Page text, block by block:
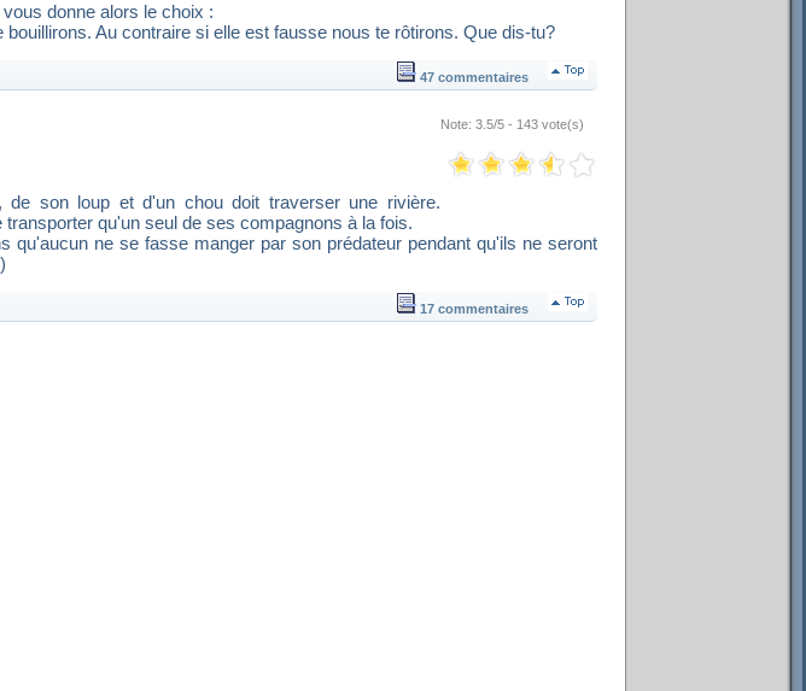
donne alors le choix :
Au contraire si elle est fausse nous te rôtirons. Que dis-tu?
47 commentaires
Note: 3.5/5 - 143 vote(s)
son loup et d'un chou doit traverser une rivière.
qu'un seul de ses compagnons à la fois.
ne se fasse manger par son prédateur pendant qu'ils ne seront
17 commentaires